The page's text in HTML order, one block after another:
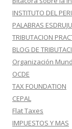
INSTITUTO DEL
PALABRAS
TRIBUTACION
BLOG DE
Organización
OCDE
TAX FOUNDATION
CEPAL
Flat Taxes
IMPUESTOS Y MAS